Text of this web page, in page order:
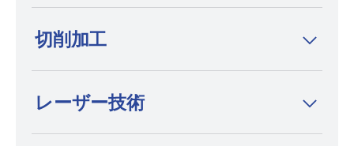
は、ワイヤー放電加工機、形彫り放電加工
機、細穴放電加工機の分野において、プレミ
して知られています。
切削加工
レーザー技術